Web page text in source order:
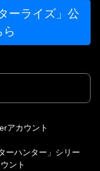
ーライズ」公
アカウント
ーハンター」シリー
ント